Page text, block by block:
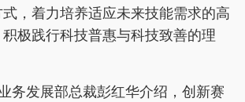
，着力培养适应未来技能需求的高
极践行科技普惠与科技致善的理
务发展部总裁彭红华介绍，创新赛